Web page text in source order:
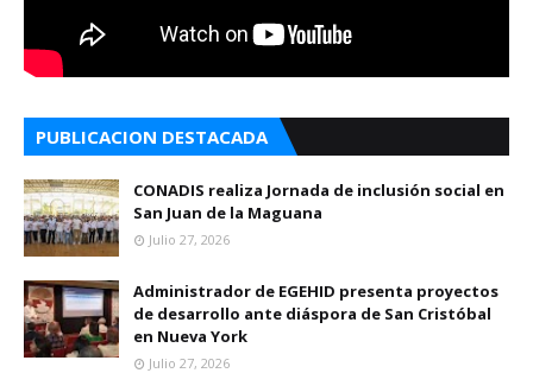
PUBLICACION DESTACADA
CONADIS realiza Jornada de inclusión social en
San Juan de la Maguana
Julio 27, 2026
Administrador de EGEHID presenta proyectos
de desarrollo ante diáspora de San Cristóbal
en Nueva York
Julio 27, 2026